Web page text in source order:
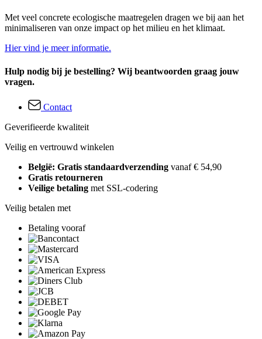
Met veel concrete ecologische maatregelen dragen we bij aan het
minimaliseren van onze impact op het milieu en het klimaat.
Hier vind je meer informatie.
Hulp nodig bij je bestelling? Wij beantwoorden graag jouw
vragen.
Contact
Geverifieerde kwaliteit
Veilig en vertrouwd winkelen
België: Gratis standaardverzending vanaf € 54,90
Gratis retourneren
Veilige betaling met SSL-codering
Veilig betalen met
Betaling vooraf